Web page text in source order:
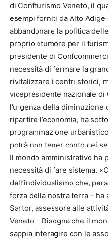
di Confturismo Veneto, il
esempi forniti da Alto Adige
abbandonare la politica
proprio «tumore per il
presidente di
necessità di fermare la
rivitalizzare i centri storici,
vicepresidente nazionale di
l’urgenza della
ripartire l’economia, ha
programmazione
potrà non tener conto dei
Il mondo amministrativo ha
necessità di fare sistema.
dell’individualismo che,
forza della nostra terra – ha
Sartor, assessore alle
Veneto – Bisogna che il
sappia interagire con le